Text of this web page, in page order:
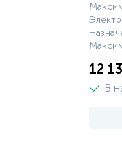
12
В
-